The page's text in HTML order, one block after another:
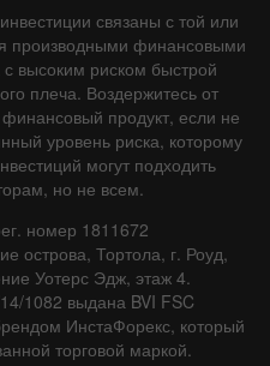
found
Forecast Previous
связаны с той или
производными финансовыми
высоким риском быстрой
плеча. Воздержитесь от
продукт, если не
уровень риска, которому
могут подходить
но не всем.
номер 1811672
острова, Тортола, г. Роуд,
Уотерс Эдж, этаж 4.
1082 выдана BVI FSC
ИнстаФорекс, который
торговой маркой.